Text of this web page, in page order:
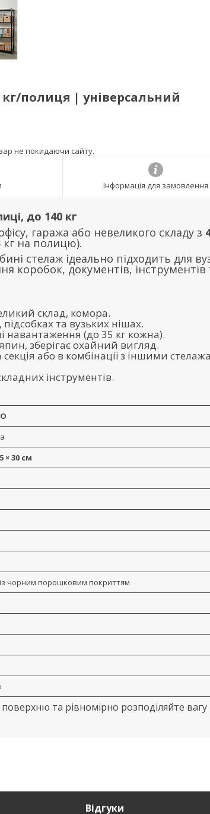
полиця | універсальний
не покидаючи сайту.
Інформація для замовлення
до 140 кг
гаража або невеликого складу з
на полицю).
стелаж ідеально підходить для
коробок, документів, інструментів
склад, комора.
та вузьких нішах.
навантаження (до 35 кг кожна).
зберігає охайний вигляд.
або в комбінації з іншими
інструментів.
× 30 см
чорним порошковим покриттям
та рівномірно розподіляйте
Відгуки